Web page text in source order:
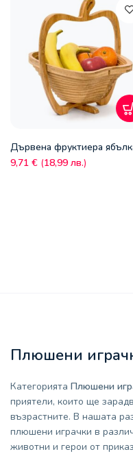
Дървена фруктиера
9,71 € (18,99 лв.)
Плюшени
Категорията Плюшени
приятели, които ще
възрастните. В нашата
плюшени играчки в
животни и герои от